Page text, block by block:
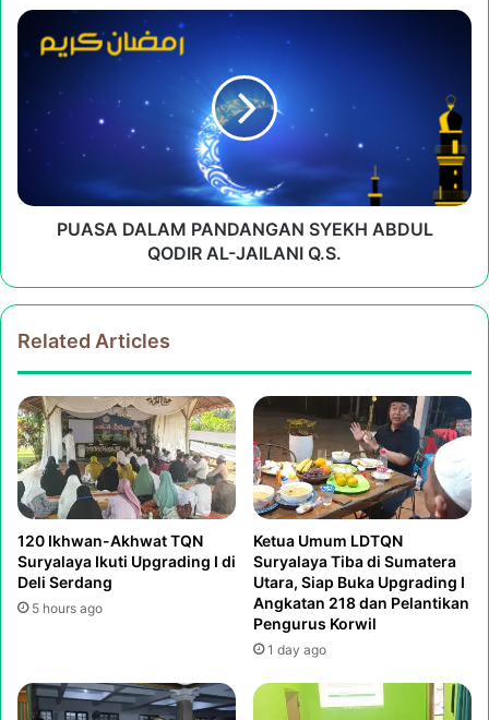
PUASA
DALAM
SYEKH
ABDUL
QODIR
AL-
Q.S.
PUASA DALAM PANDANGAN SYEKH ABDUL
QODIR AL-JAILANI Q.S.
Related Articles
120 Ikhwan-Akhwat TQN
Suryalaya Ikuti Upgrading I di
Deli Serdang
5 hours ago
Ketua Umum LDTQN
Suryalaya Tiba di Sumatera
Utara, Siap Buka Upgrading I
Angkatan 218 dan Pelantikan
Pengurus Korwil
1 day ago